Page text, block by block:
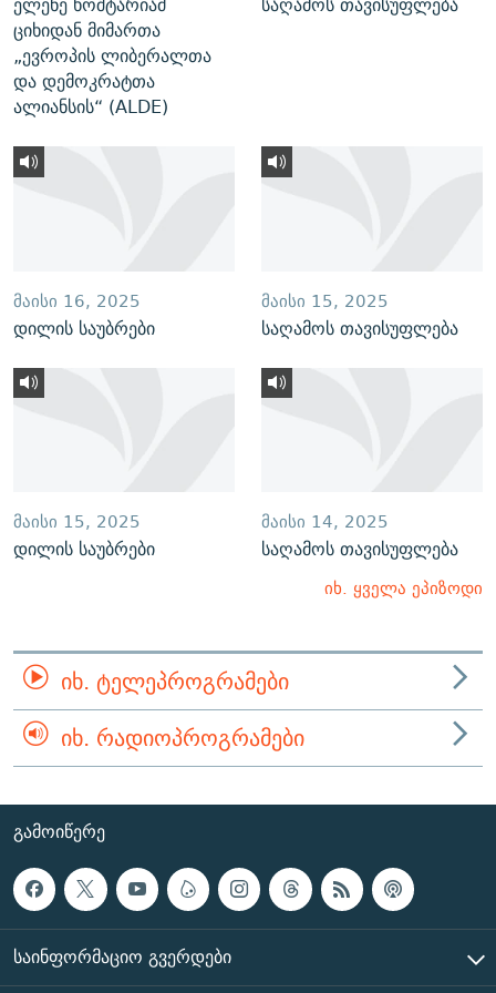
ციხიდან მიმართა
„ევროპის ლიბერალთა
და დემოკრატთა
ალიანსის“ (ALDE)
ᲛᲐᲘᲡᲘ 16, 2025
დილის საუბრები
ᲛᲐᲘᲡᲘ 15, 2025
საღამოს თავისუფლება
ᲛᲐᲘᲡᲘ 15, 2025
დილის საუბრები
ᲛᲐᲘᲡᲘ 14, 2025
საღამოს თავისუფლება
იხ. ყველა ეპიზოდი
ᲘᲮ. ᲢᲔᲚᲔᲞᲠᲝᲒᲠᲐᲛᲔᲑᲘ
ᲘᲮ. ᲠᲐᲓᲘᲝᲞᲠᲝᲒᲠᲐᲛᲔᲑᲘ
ᲒᲐᲛᲝᲘᲬᲔᲠᲔ
ᲡᲐᲘᲜᲤᲝᲠᲛᲐᲪᲘᲝ ᲒᲕᲔᲠᲓᲔᲑᲘ